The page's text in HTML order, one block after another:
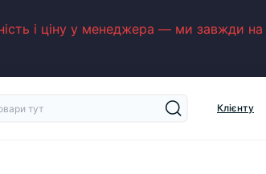
і ціну у менеджера — ми завжди на
Клієнту